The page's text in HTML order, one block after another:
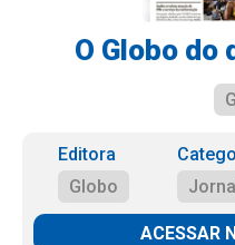
O Globo do
Editora
Globo
ACESSAR